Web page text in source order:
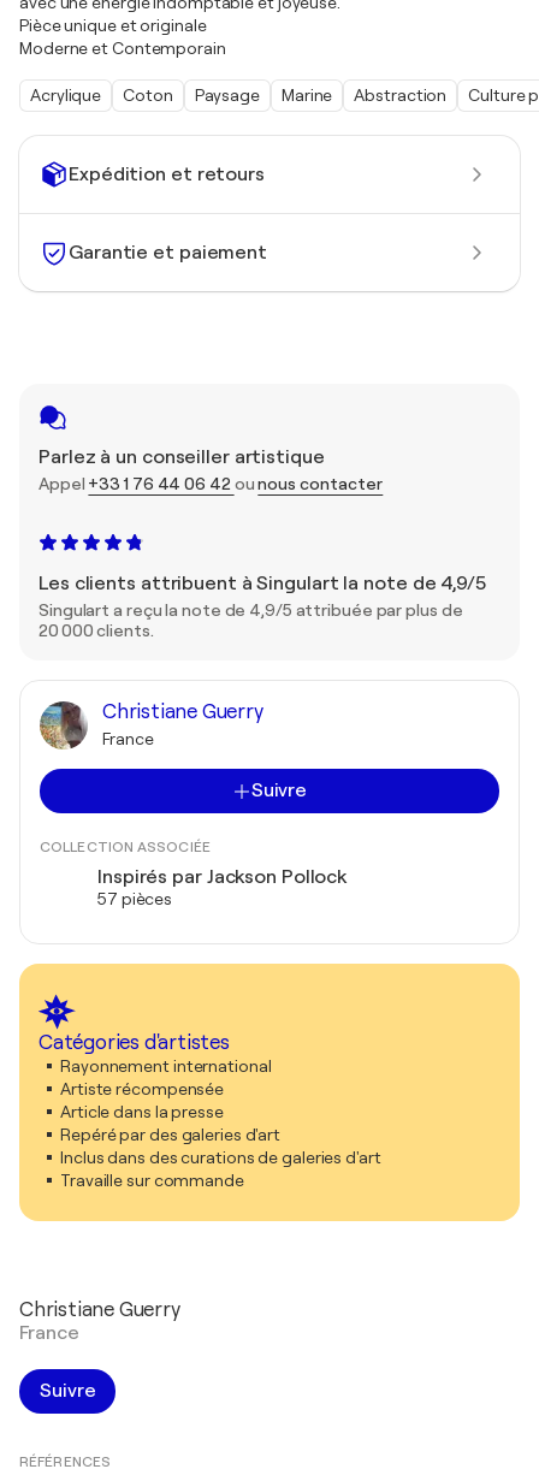
Expédition et retours
Garantie et paiement
Parlez à un conseiller artistique
Appel +33 1 76 44 06 42 ounous contacter
Les clients attribuent à Singulart la note de 4,9/5
Singulart a reçu la note de 4,9/5 attribuée par plus de
20 000 clients.
Christiane Guerry
France
Suivre
COLLECTION ASSOCIÉE
Inspirés par Jackson Pollock
57 pièces
Catégories d'artistes
Rayonnement international
Artiste récompensée
Article dans la presse
Repéré par des galeries d'art
Inclus dans des curations de galeries d'art
Travaille sur commande
Pièce unique et originale
Moderne et Contemporain
Acrylique Coton Paysage Marine Abstraction Culture
Christiane Guerry
France
Suivre
RÉFÉRENCES